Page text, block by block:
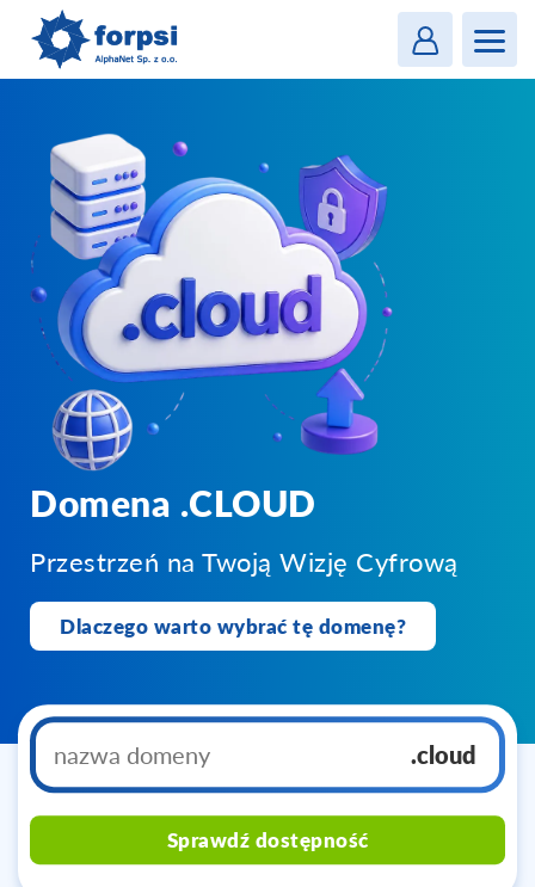
Domena .CLOUD
Przestrzeń na Twoją Wizję Cyfrową
Dlaczego warto wybrać tę domenę?
.cloud
Sprawdź dostępność
MENU
Login